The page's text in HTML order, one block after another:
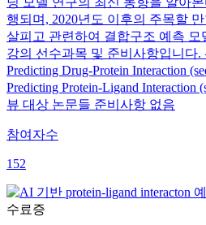
행되며, 2020년도 이후의 주목할
살피고 관련하여 결합구조 예측
강의 선수과목 및 준비사항입니다
Predicting Drug-Protein Interaction
Predicting Protein-Ligand Interaction
뷰 대상 논문들 준비사항 없음
참여자수
152
수료증